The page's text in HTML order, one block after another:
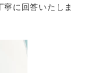
寧に回答いたしま